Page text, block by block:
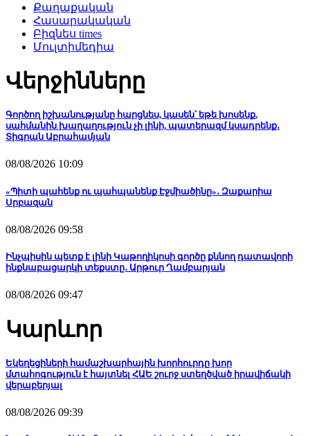
Քաղաքական
Հասարակական
Բիզնես times
Մուլտիմեդիա
Վերջինները
Գործող իշխանությանը հարցնես, կասեն՝ եթե խոսենք,
սահմանին խաղաղություն չի լինի, պատերազմ կսադրենք․
Տիգրան Աբրահամյան
08/08/2026 10:09
«Պիտի պահենք ու պահպանենք Էջմիածինը»․ Զաքարիա
Սրբազան
08/08/2026 09:58
Ինչպիսին պետք է լինի Կաթողիկոսի գործը քննող դատավորի
ինքնաբացարկի տեքստը․ Արթուր Ղամբարյան
08/08/2026 09:47
Կարևոր
Եկեղեցիների համաշխարհային խորհուրդը խոր
մտահոգություն է հայտնել ՀԱԵ շուրջ ստեղծված իրավիճակի
վերաբերյալ
08/08/2026 09:39